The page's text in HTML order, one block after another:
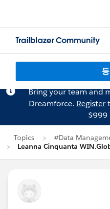
Trailblazer Community
Bring your team and
Dreamforce. Register
$999
Topics
#Data
Leanna Cinquanta